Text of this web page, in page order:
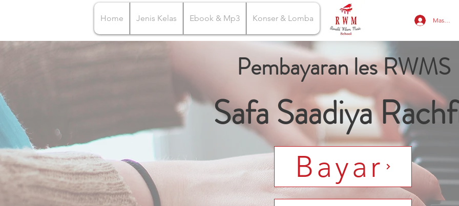
Home Jenis Kelas Ebook & Mp3 Konser & Lomba Masuk
Pembayaran les RWMS
Safa Saadiya
Bayar